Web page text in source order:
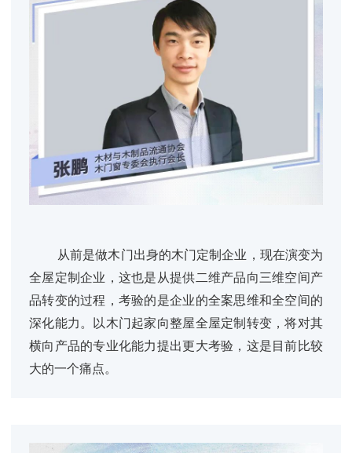
从前是做木门出身的木门定制企业，现在演变为
全屋定制企业，这也是从提供二维产品向三维空间产
品转变的过程，考验的是企业的全案思维和全空间的
深化能力。以木门起家向整屋全屋定制转变，将对其
横向产品的专业化能力提出更大考验，这是目前比较
大的一个痛点。